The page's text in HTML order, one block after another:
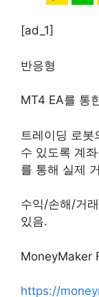
[ad_1]
반응형
MT4 EA를 통
트레이딩 로
수 있도록 계
를 통해 실제
수익/손해/거
있음.
MoneyMaker
https://